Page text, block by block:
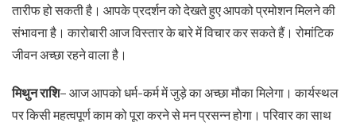
तारीफ हो सकती है। आपके प्रदर्शन को देखते हुए आपको प्रमोशन मिलने की
संभावना है। कारोबारी आज विस्तार के बारे में विचार कर सकते हैं। रोमांटिक
जीवन अच्छा रहने वाला है।
मिथुन राशि– आज आपको धर्म-कर्म में जुड़े का अच्छा मौका मिलेगा। कार्यस्थल
पर किसी महत्वपूर्ण काम को पूरा करने से मन प्रसन्न होगा। परिवार का साथ